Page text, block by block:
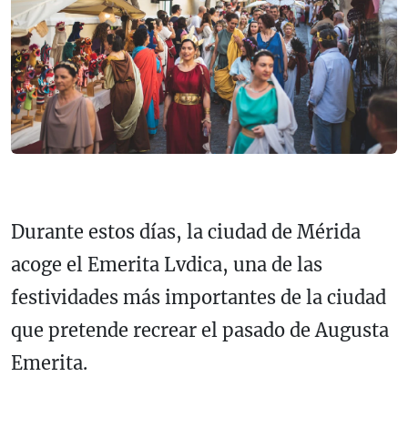
Durante estos días, la ciudad de Mérida
acoge el Emerita Lvdica, una de las
festividades más importantes de la ciudad
que pretende recrear el pasado de Augusta
Emerita.